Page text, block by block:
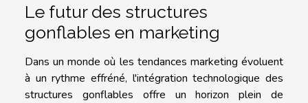
Le futur des structures
gonflables en marketing
Dans un monde où les tendances marketing évoluent
à un rythme effréné, l'intégration technologique des
structures gonflables offre un horizon plein de